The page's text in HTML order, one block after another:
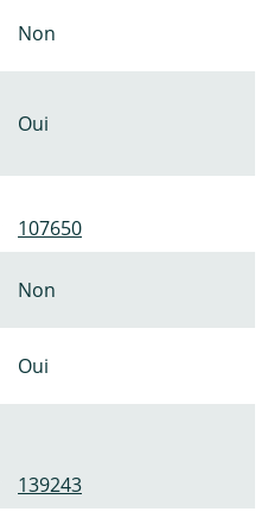
Non
Oui
107650
Non
Oui
139243